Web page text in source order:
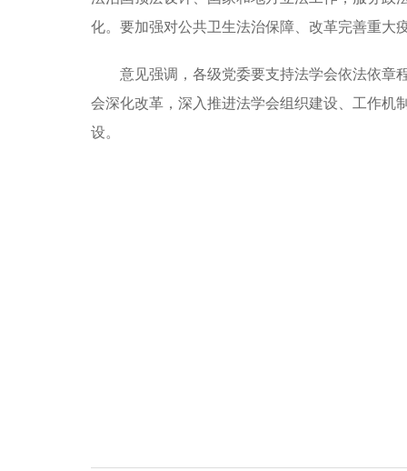
化。要加强对公共卫生法治保障、改革完善重大
意见强调，各级党委要支持法学会依法依章
会深化改革，深入推进法学会组织建设、工作机
设。